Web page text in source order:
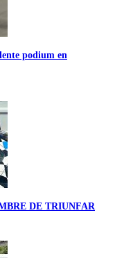
podium en
DE TRIUNFAR